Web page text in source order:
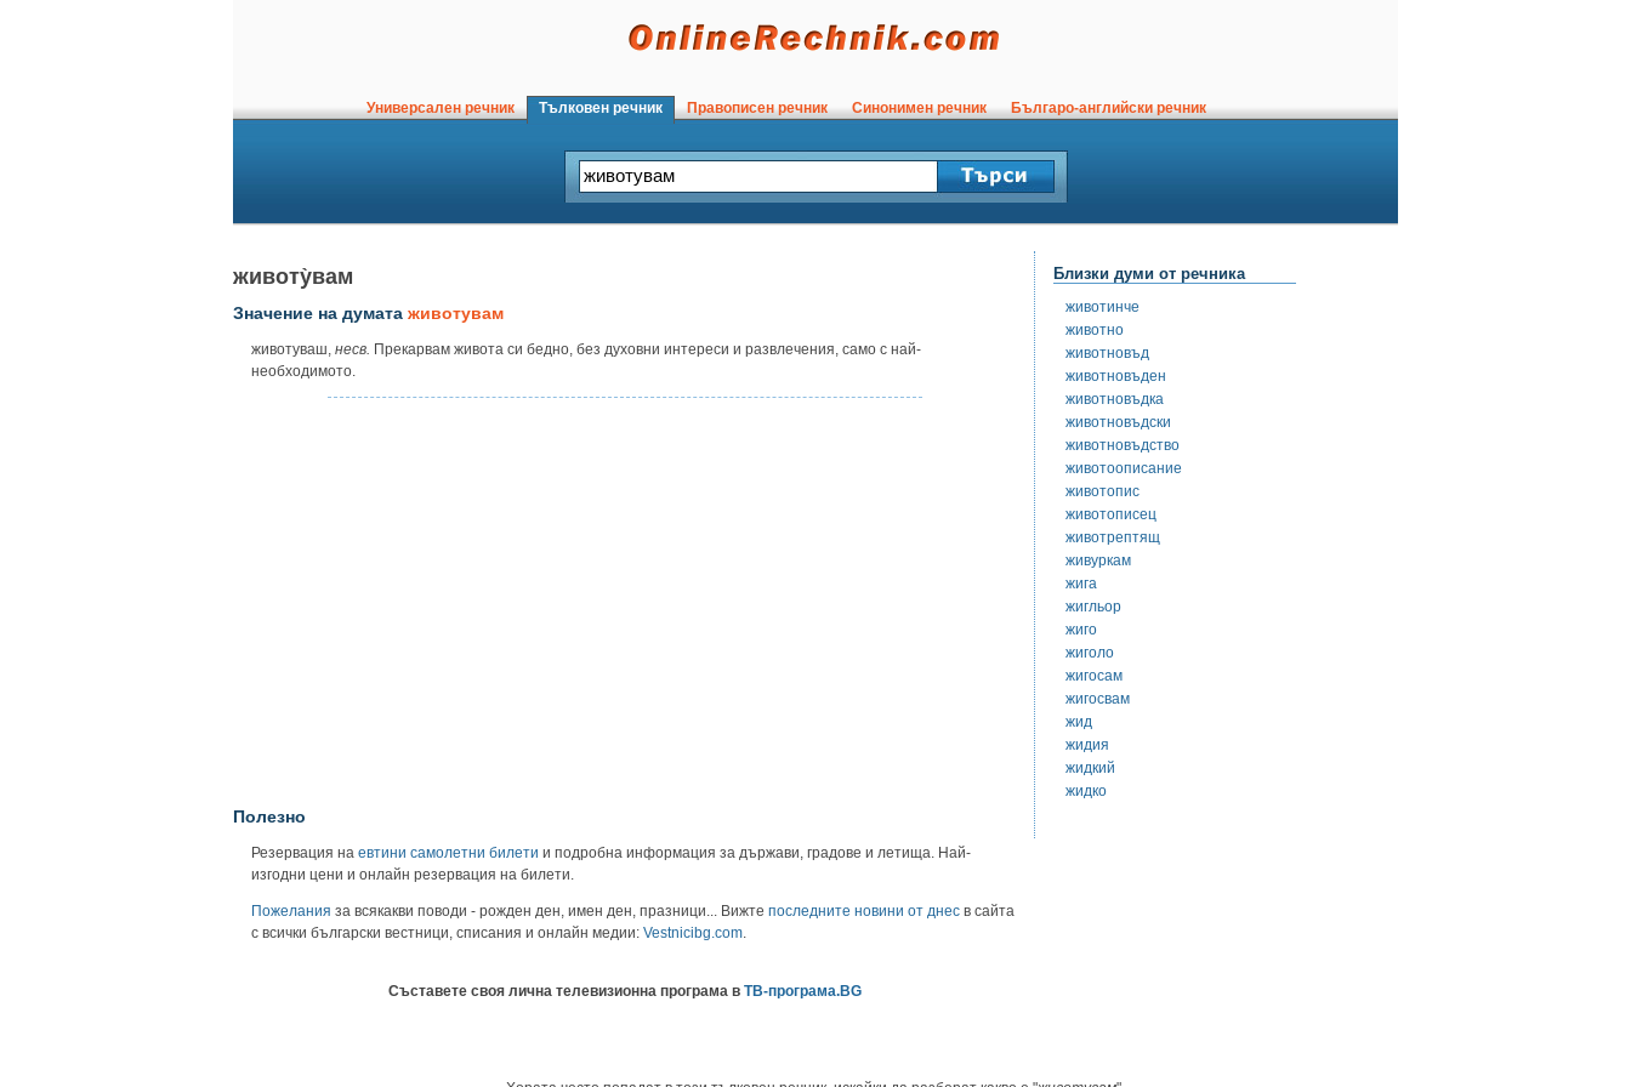
Универсален речник Тълковен речник Правописен речник Синонимен речник Българо-английски речник
животу̀вам
Значение на думата животувам
животуваш, несв. Прекарвам живота си бедно, без духовни интереси и развлечения, само с най-
необходимото.
Полезно
Резервация на евтини самолетни билети и подробна информация за държави, градове и летища. Най-
изгодни цени и онлайн резервация на билети.
Пожелания за всякакви поводи - рожден ден, имен ден, празници... Вижте последните новини от днес в сайта
с всички български вестници, списания и онлайн медии: Vestnicibg.com
Съставете своя лична телевизионна програма в ТВ-програма.BG
Близки думи от речника
животинче
животно
животновъд
животновъден
животновъдка
животновъдски
животновъдство
животоописание
животопис
животописец
животрептящ
живуркам
жига
жигльор
жиго
жиголо
жигосам
жигосвам
жид
жидия
жидкий
жидко